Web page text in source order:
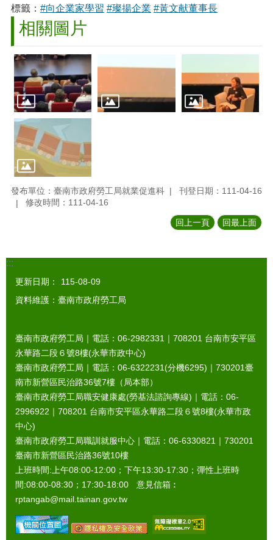
標籤： #向企業家學習 #璨揚企業 #黃文献董事長
相關圖片
發布單位：臺南市政府勞工局就業促進科
刊登日期：111-04-16
修改時間：111-04-16
回上一頁 回最上面
:::
更新日期：
115-08-09
資料維護：臺南市政府勞工局
臺南市政府勞工局｜電話：06-2982331｜ 708201 台南市安平區
永華路二段６號8樓(永華市政中心)
臺南市政府勞工局｜電話：06-6322231(分機6295)｜ 730201臺
南市新營區民治路36號7樓（局本部）
臺南市政府勞工局職安健康處(勞基法諮詢專線)｜電話：06-
2996922｜ 708201 台南市安平區永華路二段６號8樓(永華市政
中心)
臺南市政府勞工局職訓就服中心｜電話：06-6330821｜ 730201
臺南市新營區民治路36號10樓
上班時間:上午08:00-12:00；下午13:30-17:30；彈性上班時
間:08:00-08:30；17:30-18:00 意見信箱︰
rptangab@mail.tainan.gov.tw